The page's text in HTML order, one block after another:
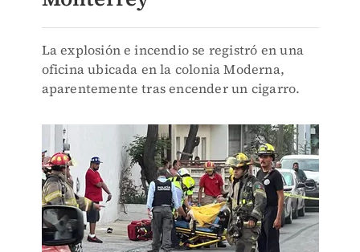
La explosión e incendio se registró en una
oficina ubicada en la colonia Moderna,
aparentemente tras encender un cigarro.